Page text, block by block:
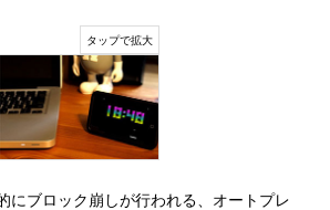
にブロック崩しが行われる、オートプレ